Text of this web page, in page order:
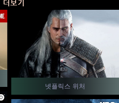
더보기
넷플릭스 위처